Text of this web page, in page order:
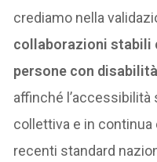
crediamo nella
collaborazioni stabili
persone con disabilità
affinché l’accessibilità
collettiva e in continua
recenti standard